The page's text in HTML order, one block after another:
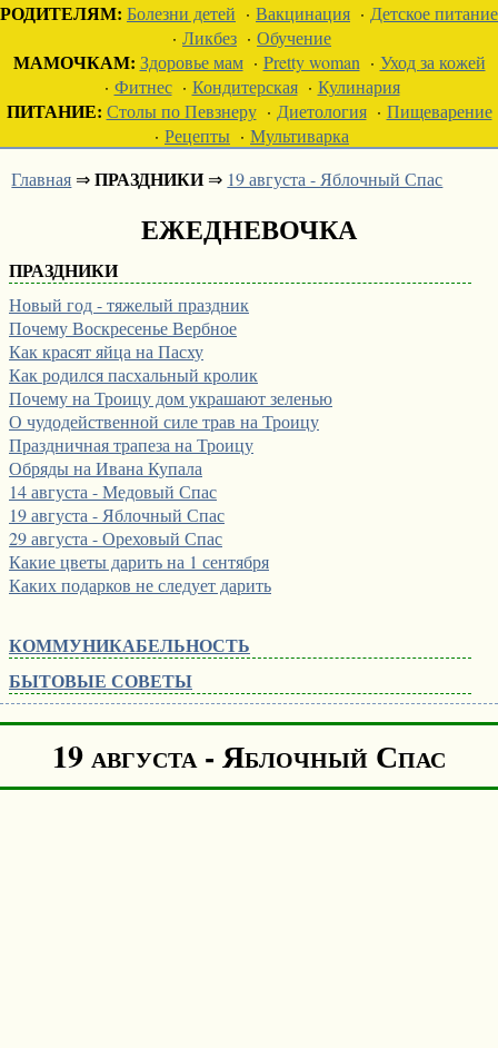
РОДИТЕЛЯМ: Болезни детей · Вакцинация · Детское питание
· Ликбез · Обучение
МАМОЧКАМ: Здоровье мам· Pretty woman · Уход за кожей
· Фитнес· Кондитерская· Кулинария
ПИТАНИЕ: Столы по Певзнеру· Диетология· Пищеварение
· Рецепты · Мультиварка
Главная ⇒ПРАЗДНИКИ⇒ 19 августа - Яблочный Спас
ЕЖЕДНЕВОЧКА
ПРАЗДНИКИ
Новый год - тяжелый праздник
Почему Воскресенье Вербное
Как красят яйца на Пасху
Как родился пасхальный кролик
Почему на Троицу дом украшают зеленью
О чудодейственной силе трав на Троицу
Праздничная трапеза на Троицу
Обряды на Ивана Купала
14 августа - Медовый Спас
19 августа - Яблочный Спас
29 августа - Ореховый Спас
Какие цветы дарить на 1 сентября
Каких подарков не следует дарить
КОММУНИКАБЕЛЬНОСТЬ
БЫТОВЫЕ СОВЕТЫ
19 августа - Яблочный Спас